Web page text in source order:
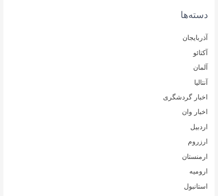
دسته‌ها
آذربایجان
آکتائو
آلمان
آنتالیا
اخبار گردشگری
اخبار وان
اردبیل
ارزروم
ارمنستان
ارومیه
استانبول